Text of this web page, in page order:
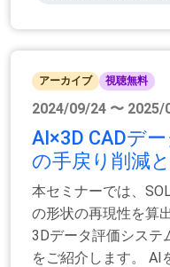
アーカイブ 視聴無料
2024/09/24 〜 2025/
AI×3D CADデ
の手戻り削減
本セミナーでは、
の形状の再現性を算
3Dデータ評価システ
をご紹介します。 AI